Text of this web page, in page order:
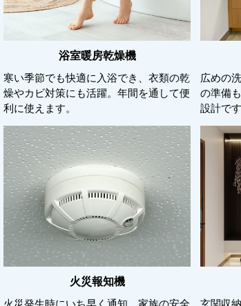
浴室暖房乾燥機
寒い季節でも快適に入浴でき、衣類の乾
燥やカビ対策にも活躍。年間を通して便
利に使えます。
広めの
の準備
設計です
火災報知機
火災発生時にいち早く通知。家族の安全
玄関収